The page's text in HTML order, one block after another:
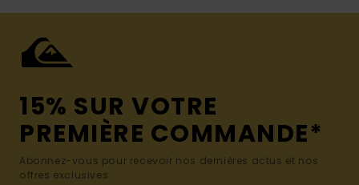
15% SUR VOTRE
PREMIÈRE COMMANDE*
Abonnez-vous pour recevoir nos dernières actus et nos
offres exclusives.